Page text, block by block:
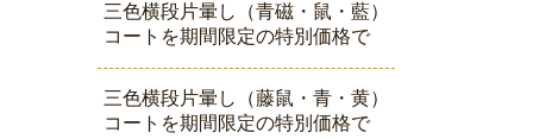
三色横段片暈し（青磁・鼠・藍）
コートを期間限定の特別価格で
三色横段片暈し（藤鼠・青・黄）
コートを期間限定の特別価格で